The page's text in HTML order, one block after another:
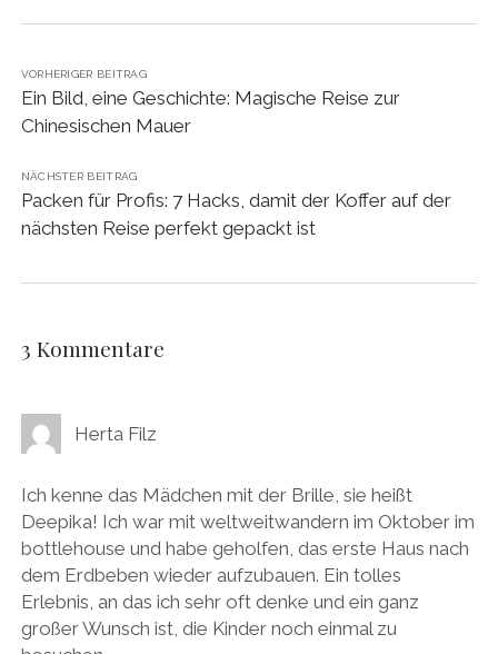
VORHERIGER BEITRAG
Ein Bild, eine Geschichte: Magische Reise zur
Chinesischen Mauer
NÄCHSTER BEITRAG
Packen für Profis: 7 Hacks, damit der Koffer auf der
nächsten Reise perfekt gepackt ist
3 Kommentare
Herta Filz
Ich kenne das Mädchen mit der Brille, sie heißt
Deepika! Ich war mit weltweitwandern im Oktober im
bottlehouse und habe geholfen, das erste Haus nach
dem Erdbeben wieder aufzubauen. Ein tolles
Erlebnis, an das ich sehr oft denke und ein ganz
großer Wunsch ist, die Kinder noch einmal zu